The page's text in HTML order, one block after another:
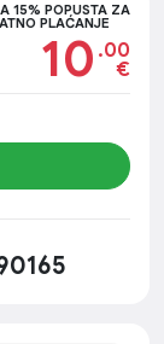
15% POPUSTA ZA
PLAĆANJE
10 .00
€